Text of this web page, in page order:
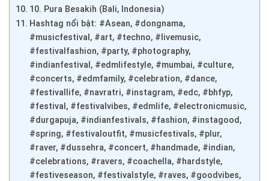
10. Pura Besakih (Bali, Indonesia)
Hashtag nổi bật: #Asean, #dongnama,
#musicfestival, #art, #techno, #livemusic,
#festivalfashion, #party, #photography,
#indianfestival, #edmlifestyle, #mumbai, #culture,
#concerts, #edmfamily, #celebration, #dance,
#festivallife, #navratri, #instagram, #edc, #bhfyp,
#festival, #festivalvibes, #edmlife, #electronicmusic,
#durgapuja, #indianfestivals, #fashion, #instagood,
#spring, #festivaloutfit, #musicfestivals, #plur,
#raver, #dussehra, #concert, #handmade, #indian,
#celebrations, #ravers, #coachella, #hardstyle,
#festiveseason, #festivalstyle, #raves, #goodvibes,